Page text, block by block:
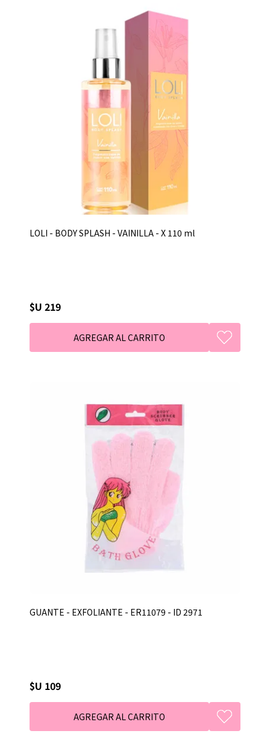
LOLI - BODY SPLASH - VAINILLA - X 110 ml
$U 219
GUANTE - EXFOLIANTE - ER11079 - ID 2971
$U 109